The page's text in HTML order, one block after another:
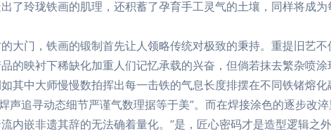
了玲珑铁画的肌理，还积蓄了孕育手工灵气的土壤，同样将成
大门，铁画的锻制首先让人领略传统对极致的秉持。重提旧艺
的映衬下稀缺化加重人们记忆承载的兴奋，但倘若抹去繁杂喷
中大师慢慢数拍挥出每一击铁的气息长度排摆在不同铁锗熔
声追寻动态细节严谨气数理据等于美”。而在焊接涂色的逐步改
内嵌非遗其辞的无法确着量化。”是，匠心密码才是造型逻辑之外